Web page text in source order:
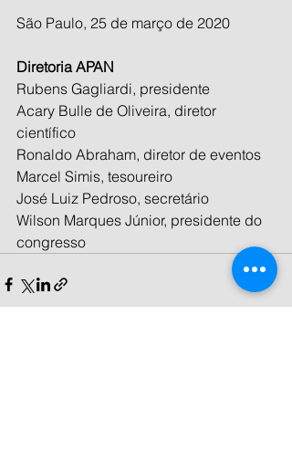
São Paulo, 25 de março de 2020
Diretoria APAN
Rubens Gagliardi, presidente
Acary Bulle de Oliveira, diretor
científico
Ronaldo Abraham, diretor de eventos
Marcel Simis, tesoureiro
José Luiz Pedroso, secretário
Wilson Marques Júnior, presidente do
congresso